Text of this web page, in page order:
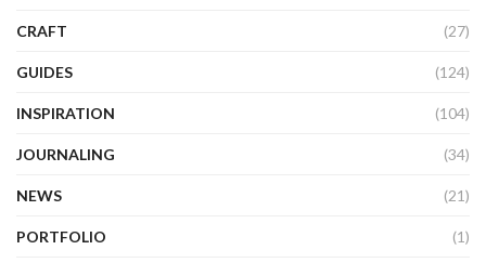
CRAFT (27)
GUIDES (124)
INSPIRATION (104)
JOURNALING (34)
NEWS (21)
PORTFOLIO (1)